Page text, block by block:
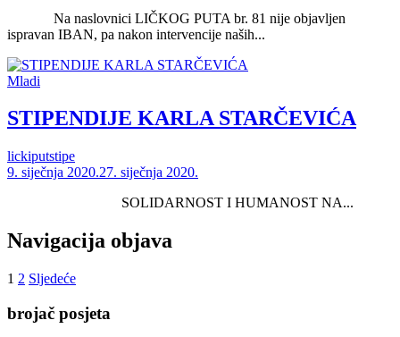
Na naslovnici LIČKOG PUTA br. 81 nije objavljen
ispravan IBAN, pa nakon intervencije naših...
Mladi
STIPENDIJE KARLA STARČEVIĆA
lickiputstipe
9. siječnja 2020.27. siječnja 2020.
SOLIDARNOST I HUMANOST NA...
Navigacija objava
1 2 Sljedeće
brojač posjeta